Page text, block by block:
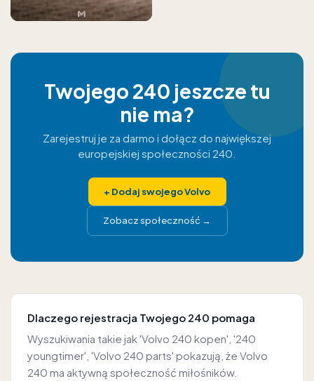
Twojego 240 jeszcze tu
nie ma?
Zarejestruj je za darmo i dołącz do największej
europejskiej społeczności 240.
+ Dodaj swojego Volvo
Zobacz społeczność →
Dlaczego rejestracja Twojego 240 pomaga
Wyszukiwania takie jak 'Volvo 240 kopen', '240
youngtimer', 'Volvo 240 parts' pokazują, że Volvo
240 ma aktywną społeczność miłośników.